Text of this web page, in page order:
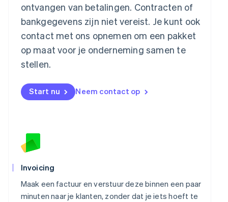
ontvangen van betalingen. Contracten of
bankgegevens zijn niet vereist. Je kunt ook
contact met ons opnemen om een pakket
op maat voor je onderneming samen te
stellen.
Start nu Neem contact op
Invoicing
Maak een factuur en verstuur deze binnen een paar
minuten naar je klanten, zonder dat je iets hoeft te
Malta
English
Mexico
Nederland
Nederlands
English
Noorwegen
Polen
English
Português
Roemenië
English
Singapore